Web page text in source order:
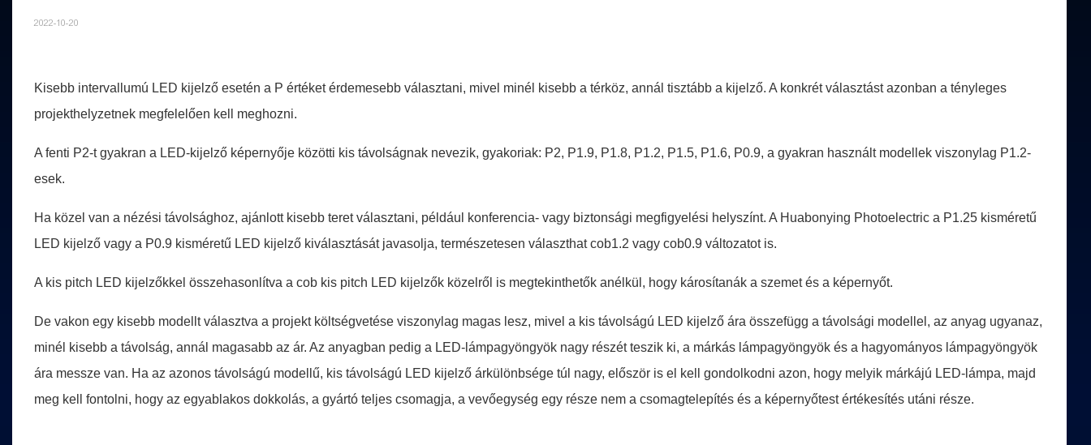
2022-10-20
Kisebb intervallumú LED kijelző esetén a P értéket érdemesebb választani, mivel minél kisebb a térköz, annál tisztább a kijelző. A konkrét választást azonban a tényleges
projekthelyzetnek megfelelően kell meghozni.
A fenti P2-t gyakran a LED-kijelző képernyője közötti kis távolságnak nevezik, gyakoriak: P2, P1.9, P1.8, P1.2, P1.5, P1.6, P0.9, a gyakran használt modellek viszonylag P1.2-
esek.
Ha közel van a nézési távolsághoz, ajánlott kisebb teret választani, például konferencia- vagy biztonsági megfigyelési helyszínt. A Huabonying Photoelectric a P1.25 kisméretű
LED kijelző vagy a P0.9 kisméretű LED kijelző kiválasztását javasolja, természetesen választhat cob1.2 vagy cob0.9 változatot is.
A kis pitch LED kijelzőkkel összehasonlítva a cob kis pitch LED kijelzők közelről is megtekinthetők anélkül, hogy károsítanák a szemet és a képernyőt.
De vakon egy kisebb modellt választva a projekt költségvetése viszonylag magas lesz, mivel a kis távolságú LED kijelző ára összefügg a távolsági modellel, az anyag ugyanaz,
minél kisebb a távolság, annál magasabb az ár. Az anyagban pedig a LED-lámpagyöngyök nagy részét teszik ki, a márkás lámpagyöngyök és a hagyományos lámpagyöngyök
ára messze van. Ha az azonos távolságú modellű, kis távolságú LED kijelző árkülönbsége túl nagy, először is el kell gondolkodni azon, hogy melyik márkájú LED-lámpa, majd
meg kell fontolni, hogy az egyablakos dokkolás, a gyártó teljes csomagja, a vevőegység egy része nem a csomagtelepítés és a képernyőtest értékesítés utáni része.